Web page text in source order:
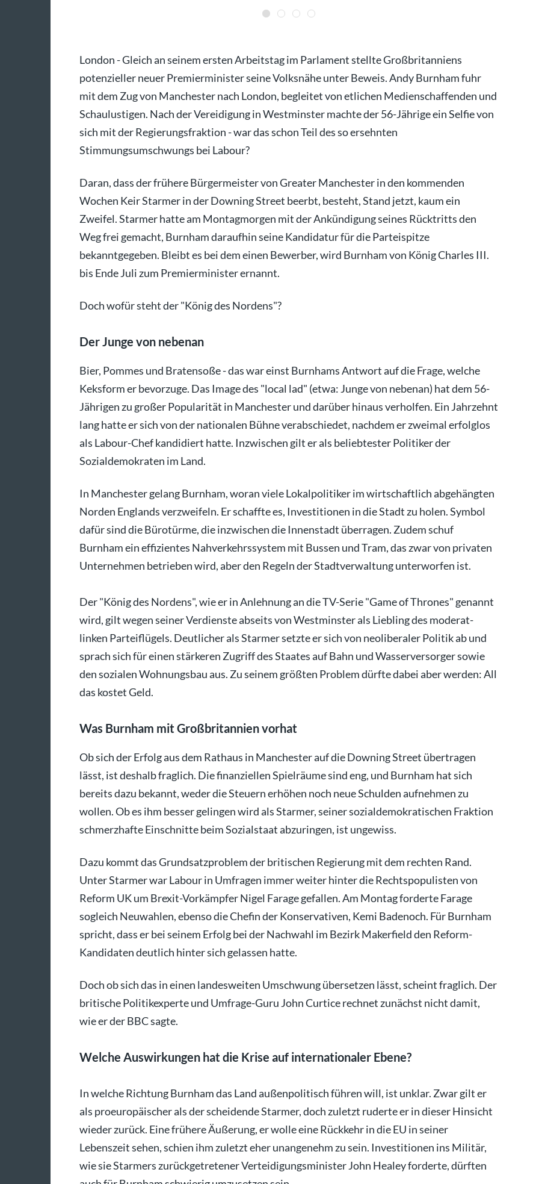
London - Gleich an seinem ersten Arbeitstag im Parlament stellte Großbritanniens
potenzieller neuer Premierminister seine Volksnähe unter Beweis. Andy Burnham fuhr
mit dem Zug von Manchester nach London, begleitet von etlichen Medienschaffenden und
Schaulustigen. Nach der Vereidigung in Westminster machte der 56-Jährige ein Selfie von
sich mit der Regierungsfraktion - war das schon Teil des so ersehnten
Stimmungsumschwungs bei Labour?
Daran, dass der frühere Bürgermeister von Greater Manchester in den kommenden
Wochen Keir Starmer in der Downing Street beerbt, besteht, Stand jetzt, kaum ein
Zweifel. Starmer hatte am Montagmorgen mit der Ankündigung seines Rücktritts den
Weg frei gemacht, Burnham daraufhin seine Kandidatur für die Parteispitze
bekanntgegeben. Bleibt es bei dem einen Bewerber, wird Burnham von König Charles III.
bis Ende Juli zum Premierminister ernannt.
Doch wofür steht der "König des Nordens"?
Der Junge von nebenan
Bier, Pommes und Bratensoße - das war einst Burnhams Antwort auf die Frage, welche
Keksform er bevorzuge. Das Image des "local lad" (etwa: Junge von nebenan) hat dem 56-
Jährigen zu großer Popularität in Manchester und darüber hinaus verholfen. Ein Jahrzehnt
lang hatte er sich von der nationalen Bühne verabschiedet, nachdem er zweimal erfolglos
als Labour-Chef kandidiert hatte. Inzwischen gilt er als beliebtester Politiker der
Sozialdemokraten im Land.
In Manchester gelang Burnham, woran viele Lokalpolitiker im wirtschaftlich abgehängten
Norden Englands verzweifeln. Er schaffte es, Investitionen in die Stadt zu holen. Symbol
dafür sind die Bürotürme, die inzwischen die Innenstadt überragen. Zudem schuf
Burnham ein effizientes Nahverkehrssystem mit Bussen und Tram, das zwar von privaten
Unternehmen betrieben wird, aber den Regeln der Stadtverwaltung unterworfen ist.
Der "König des Nordens", wie er in Anlehnung an die TV-Serie "Game of Thrones" genannt
wird, gilt wegen seiner Verdienste abseits von Westminster als Liebling des moderat-
linken Parteiflügels. Deutlicher als Starmer setzte er sich von neoliberaler Politik ab und
sprach sich für einen stärkeren Zugriff des Staates auf Bahn und Wasserversorger sowie
den sozialen Wohnungsbau aus. Zu seinem größten Problem dürfte dabei aber werden: All
das kostet Geld.
Was Burnham mit Großbritannien vorhat
Ob sich der Erfolg aus dem Rathaus in Manchester auf die Downing Street übertragen
lässt, ist deshalb fraglich. Die finanziellen Spielräume sind eng, und Burnham hat sich
bereits dazu bekannt, weder die Steuern erhöhen noch neue Schulden aufnehmen zu
wollen. Ob es ihm besser gelingen wird als Starmer, seiner sozialdemokratischen Fraktion
schmerzhafte Einschnitte beim Sozialstaat abzuringen, ist ungewiss.
Dazu kommt das Grundsatzproblem der britischen Regierung mit dem rechten Rand.
Unter Starmer war Labour in Umfragen immer weiter hinter die Rechtspopulisten von
Reform UK um Brexit-Vorkämpfer Nigel Farage gefallen. Am Montag forderte Farage
sogleich Neuwahlen, ebenso die Chefin der Konservativen, Kemi Badenoch. Für Burnham
spricht, dass er bei seinem Erfolg bei der Nachwahl im Bezirk Makerfield den Reform-
Kandidaten deutlich hinter sich gelassen hatte.
Doch ob sich das in einen landesweiten Umschwung übersetzen lässt, scheint fraglich. Der
britische Politikexperte und Umfrage-Guru John Curtice rechnet zunächst nicht damit,
wie er der BBC sagte.
Welche Auswirkungen hat die Krise auf internationaler Ebene?
In welche Richtung Burnham das Land außenpolitisch führen will, ist unklar. Zwar gilt er
als proeuropäischer als der scheidende Starmer, doch zuletzt ruderte er in dieser Hinsicht
wieder zurück. Eine frühere Äußerung, er wolle eine Rückkehr in die EU in seiner
Lebenszeit sehen, schien ihm zuletzt eher unangenehm zu sein. Investitionen ins Militär,
wie sie Starmers zurückgetretener Verteidigungsminister John Healey forderte, dürften